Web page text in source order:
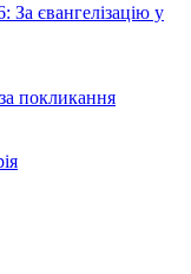
євангелізацію у
покликання